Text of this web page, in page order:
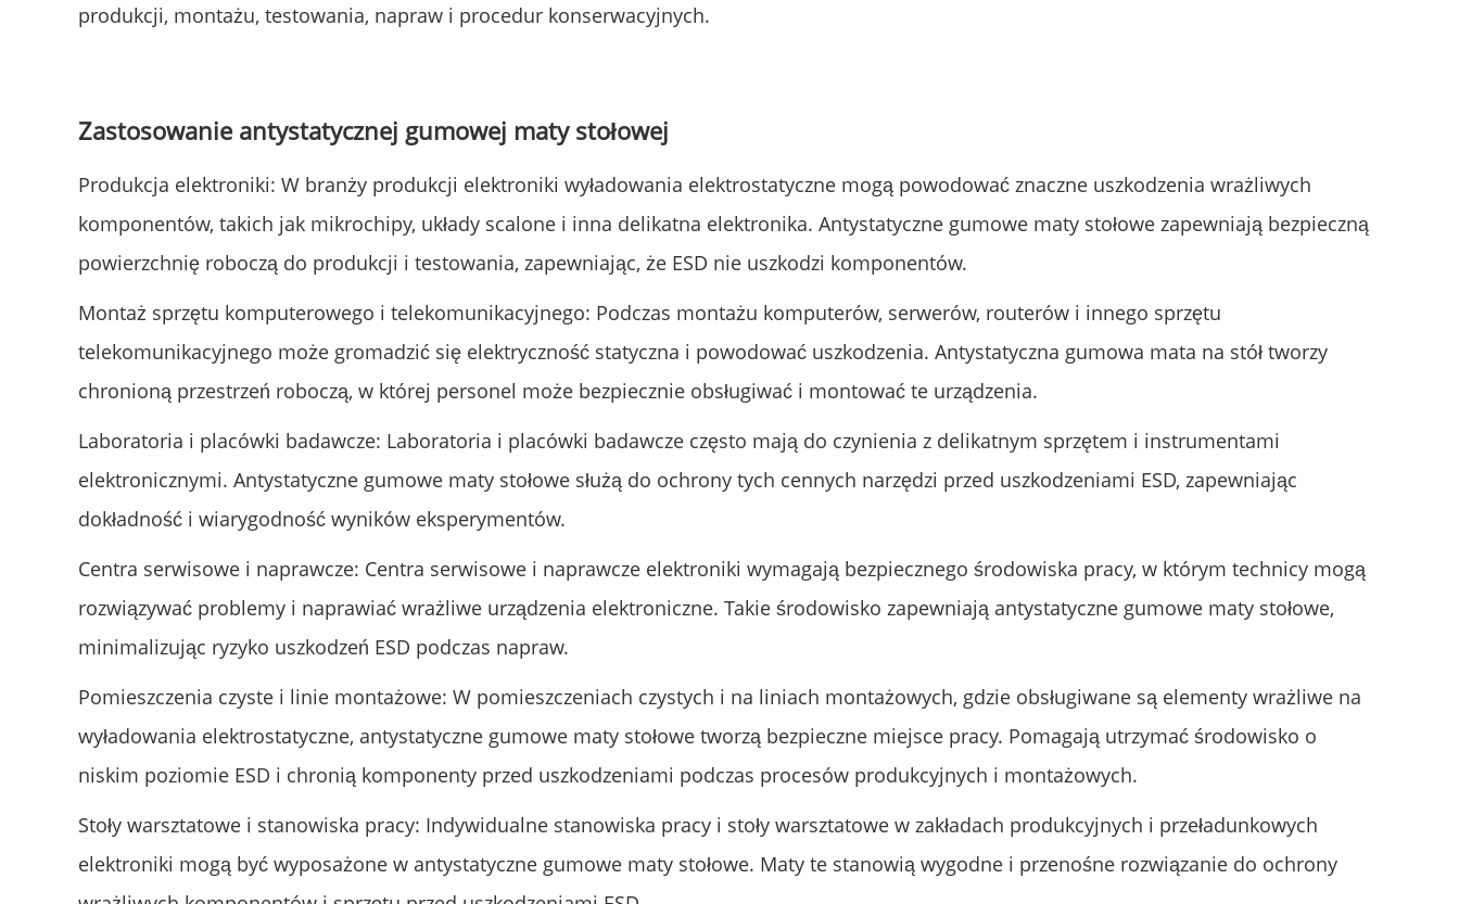
produkcji, montażu, testowania, napraw i procedur konserwacyjnych.
Zastosowanie antystatycznej gumowej maty stołowej
Produkcja elektroniki: W branży produkcji elektroniki wyładowania elektrostatyczne mogą powodować znaczne uszkodzenia wrażliwych
komponentów, takich jak mikrochipy, układy scalone i inna delikatna elektronika. Antystatyczne gumowe maty stołowe zapewniają bezpieczną
powierzchnię roboczą do produkcji i testowania, zapewniając, że ESD nie uszkodzi komponentów.
Montaż sprzętu komputerowego i telekomunikacyjnego: Podczas montażu komputerów, serwerów, routerów i innego sprzętu
telekomunikacyjnego może gromadzić się elektryczność statyczna i powodować uszkodzenia. Antystatyczna gumowa mata na stół tworzy
chronioną przestrzeń roboczą, w której personel może bezpiecznie obsługiwać i montować te urządzenia.
Laboratoria i placówki badawcze: Laboratoria i placówki badawcze często mają do czynienia z delikatnym sprzętem i instrumentami
elektronicznymi. Antystatyczne gumowe maty stołowe służą do ochrony tych cennych narzędzi przed uszkodzeniami ESD, zapewniając
dokładność i wiarygodność wyników eksperymentów.
Centra serwisowe i naprawcze: Centra serwisowe i naprawcze elektroniki wymagają bezpiecznego środowiska pracy, w którym technicy mogą
rozwiązywać problemy i naprawiać wrażliwe urządzenia elektroniczne. Takie środowisko zapewniają antystatyczne gumowe maty stołowe,
minimalizując ryzyko uszkodzeń ESD podczas napraw.
Pomieszczenia czyste i linie montażowe: W pomieszczeniach czystych i na liniach montażowych, gdzie obsługiwane są elementy wrażliwe na
wyładowania elektrostatyczne, antystatyczne gumowe maty stołowe tworzą bezpieczne miejsce pracy. Pomagają utrzymać środowisko o
niskim poziomie ESD i chronią komponenty przed uszkodzeniami podczas procesów produkcyjnych i montażowych.
Stoły warsztatowe i stanowiska pracy: Indywidualne stanowiska pracy i stoły warsztatowe w zakładach produkcyjnych i przeładunkowych
elektroniki mogą być wyposażone w antystatyczne gumowe maty stołowe. Maty te stanowią wygodne i przenośne rozwiązanie do ochrony